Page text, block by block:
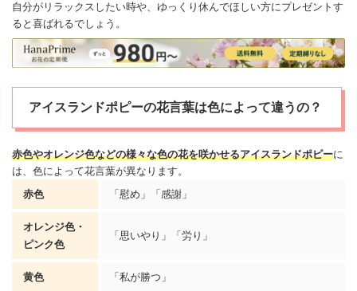
自分がリラックスしたい時や、ゆっくり休んでほしい方にプレゼントす
ると喜ばれるでしょう。
アイスランドポピーの花言葉は色によって違うの？
赤色やオレンジ色などの様々な色の花を咲かせるアイスランドポピーに
は、色によって花言葉が異なります。
赤色
「慰め」「感謝」
オレンジ色・
ピンク色
「思いやり」「労り」
黄色 「私が勝つ」